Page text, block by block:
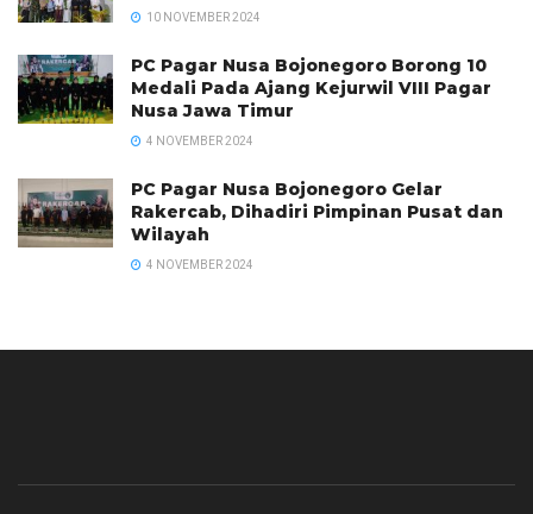
10 NOVEMBER 2024
PC Pagar Nusa Bojonegoro Borong 10
Medali Pada Ajang Kejurwil VIII Pagar
Nusa Jawa Timur
4 NOVEMBER 2024
PC Pagar Nusa Bojonegoro Gelar
Rakercab, Dihadiri Pimpinan Pusat dan
Wilayah
4 NOVEMBER 2024